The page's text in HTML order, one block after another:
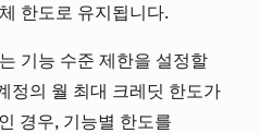
한도로 유지됩니다.
기능 수준 제한을 설정할
정의 월 최대 크레딧 한도가
경우, 기능별 한도를